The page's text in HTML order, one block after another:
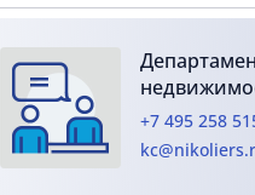
+7 495 258